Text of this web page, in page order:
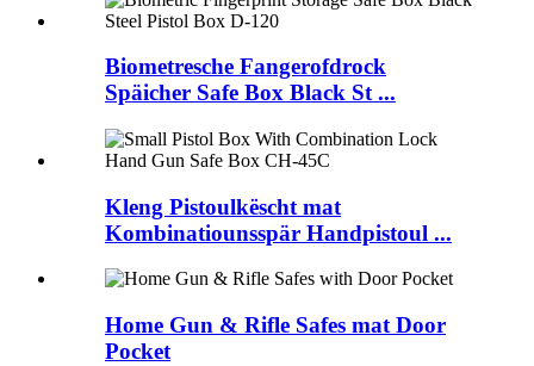
Biometresche Fangerofdrock
Späicher Safe Box Black St ...
Kleng Pistoulkëscht mat
Kombinatiounsspär Handpistoul ...
Home Gun & Rifle Safes mat Door
Pocket